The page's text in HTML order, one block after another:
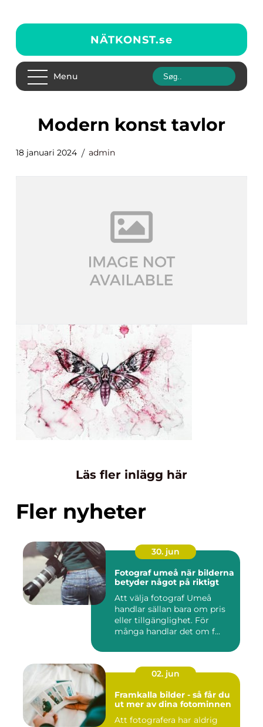
NÄTKONST.se
Menu
modern konst tavlor
18 januari 2024 admin
Läs fler inlägg här
Fler nyheter
30. jun
Fotograf umeå när bilderna
betyder något på riktigt
Att välja fotograf Umeå
handlar sällan bara om pris
eller tillgänglighet. För
många handlar det om f...
02. jun
Framkalla bilder - så får du
ut mer av dina fotominnen
Att fotografera har aldrig